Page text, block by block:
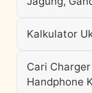
Kalkulator
Cari
Handphone